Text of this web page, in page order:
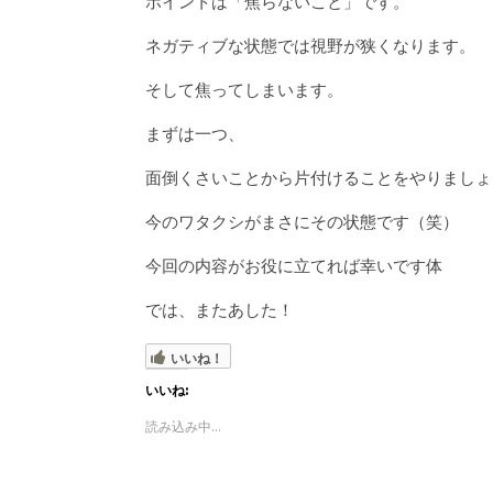
ネガティブな状態では視野が狭くなります。
そして焦ってしまいます。
まずは一つ、
面倒くさいことから片付けることをやりまし
今のワタクシがまさにその状態です（笑）
今回の内容がお役に立てれば幸いです体
では、またあした！
いいね！
いいね:
読み込み中...